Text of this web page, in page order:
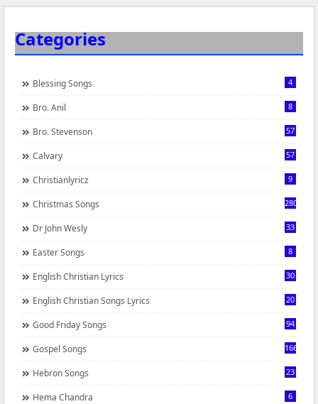
Categories
Blessing Songs 4
Bro. Anil 8
Bro. Stevenson 57
Calvary 57
Christianlyricz 9
Christmas Songs 280
Dr John Wesly 33
Easter Songs 8
English Christian Lyrics 30
English Christian Songs Lyrics 20
Good Friday Songs 94
Gospel Songs 166
Hebron Songs 23
Hema Chandra 6